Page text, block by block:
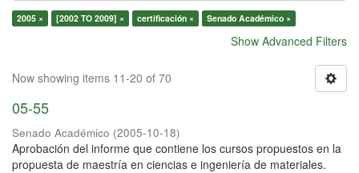
2005 × [2002 TO 2009] × certificación × Senado Académico ×
Show Advanced Filters
Now showing items 11-20 of 70
05-55
Senado Académico (2005-10-18)
Aprobación del informe que contiene los cursos propuestos en la
propuesta de maestría en ciencias e ingeniería de materiales.